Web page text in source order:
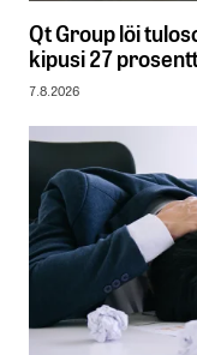
Qt Group löi
kipusi 27
7.8.2026